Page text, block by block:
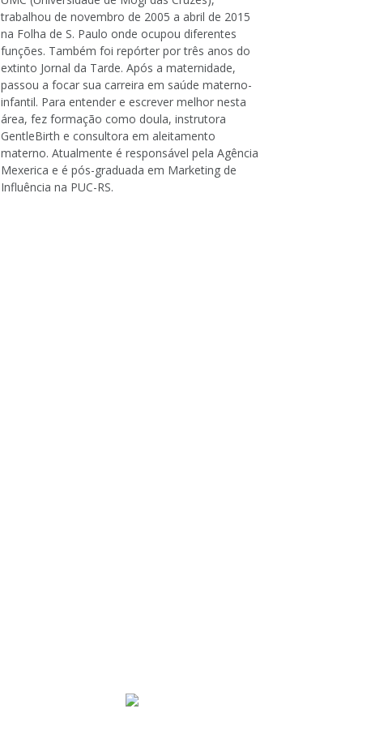
trabalhou de novembro de 2005 a abril de 2015
na Folha de S. Paulo onde ocupou diferentes
funções. Também foi repórter por três anos do
extinto Jornal da Tarde. Após a maternidade,
passou a focar sua carreira em saúde materno-
infantil. Para entender e escrever melhor nesta
área, fez formação como doula, instrutora
GentleBirth e consultora em aleitamento
materno. Atualmente é responsável pela Agência
Mexerica e é pós-graduada em Marketing de
Influência na PUC-RS.